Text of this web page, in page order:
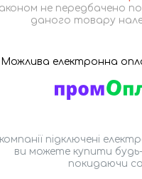
не передбачено
даного товару
підключені
ви можете купити
покидаючи